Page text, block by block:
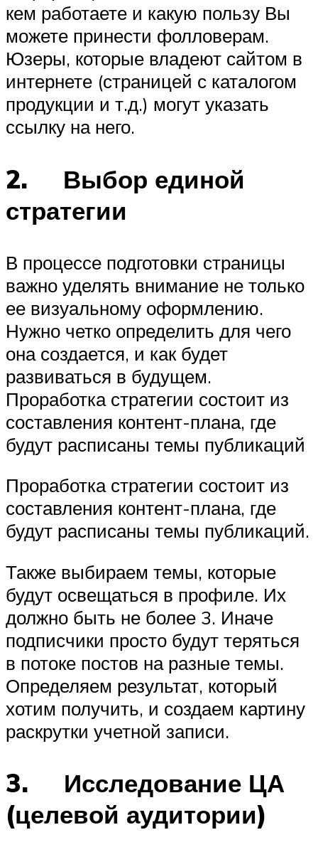
кем работаете и какую пользу Вы
можете принести фолловерам.
Юзеры, которые владеют сайтом в
интернете (страницей с каталогом
продукции и т.д.) могут указать
ссылку на него.
2. Выбор единой
стратегии
В процессе подготовки страницы
важно уделять внимание не только
ее визуальному оформлению.
Нужно четко определить для чего
она создается, и как будет
развиваться в будущем.
Проработка стратегии состоит из
составления контент-плана, где
будут расписаны темы публикаций
Проработка стратегии состоит из
составления контент-плана, где
будут расписаны темы публикаций.
Также выбираем темы, которые
будут освещаться в профиле. Их
должно быть не более 3. Иначе
подписчики просто будут теряться
в потоке постов на разные темы.
Определяем результат, который
хотим получить, и создаем картину
раскрутки учетной записи.
3. Исследование ЦА
(целевой аудитории)